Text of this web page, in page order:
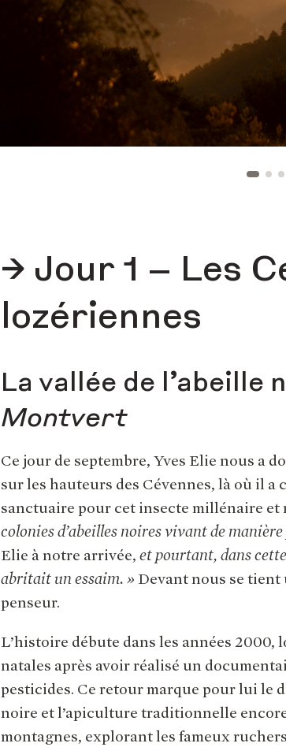
→ Jour 1 – Les
lozériennes
La vallée de l’abeille
Montvert
Ce jour de septembre, Yves Elie nous a
sur les hauteurs des Cévennes, là où il a
sanctuaire pour cet insecte millénaire et
colonies d’abeilles noires vivant de manière
Elie à notre arrivée, et pourtant, dans
abritait un essaim. » Devant nous se tient
penseur.
L’histoire débute dans les années 2000,
natales après avoir réalisé un
pesticides. Ce retour marque pour lui le
noire et l’apiculture traditionnelle
montagnes, explorant les fameux